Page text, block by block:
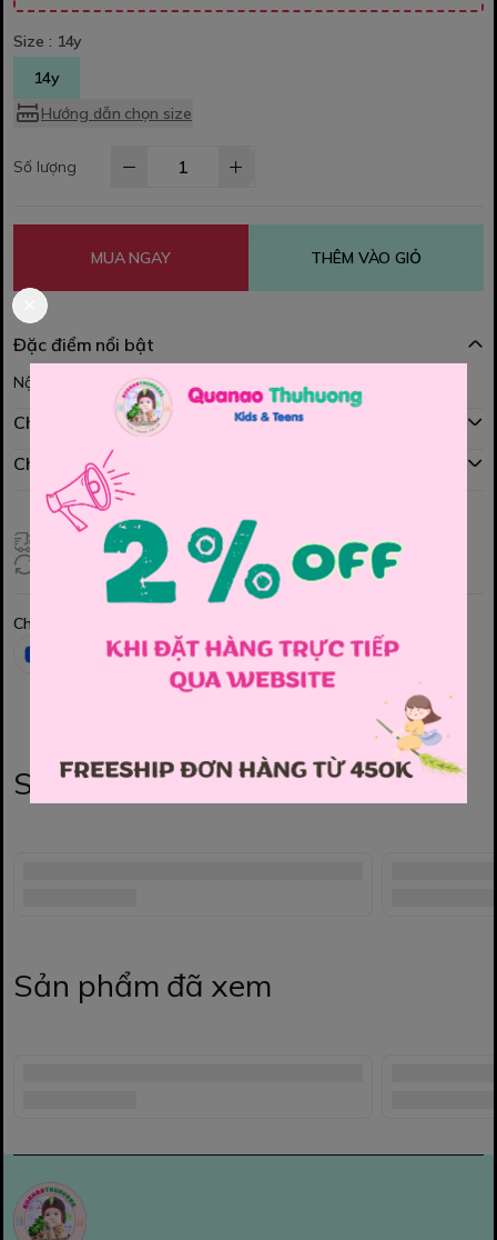
Size : 14y
14y
Hướng dẫn chọn size
Số lượng
MUA NGAY THÊM VÀO GIỎ
Đặc điểm nổi bật
Nội dung đang được cập nhật
Chính sách mua hàng
Chính sách đổi hàng
Giao hàng toàn quốc
Đổi hàng 3 ngày (HCM), 7 ngày (Tỉnh)
Chia sẻ
Sản phẩm liên quan
Sản phẩm đã xem